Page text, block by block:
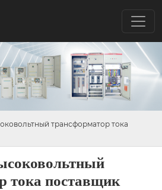
трансформатор тока
тока поставщик